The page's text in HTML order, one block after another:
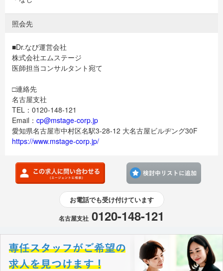
照会先
■Dr.なび運営会社
株式会社エムステージ
医師担当コンサルタント宛て
□連絡先
名古屋支社
TEL：0120-148-121
Email： cp@mstage-corp.jp
愛知県名古屋市中村区名駅3-28-12 大名古屋ビルヂング30F
https://www.mstage-corp.jp/
お電話でも受け付けています
名古屋支社 0120-148-121